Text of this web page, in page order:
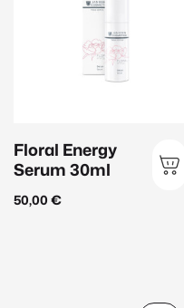
Floral Energy
Serum 30ml
50,00 €